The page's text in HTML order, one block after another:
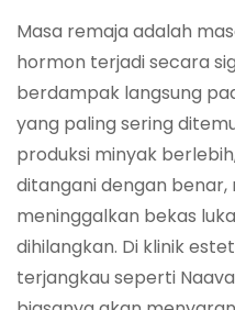
Masa remaja adalah
hormon terjadi secara
berdampak langsung
yang paling sering
produksi minyak
ditangani dengan benar,
meninggalkan bekas
dihilangkan. Di klinik
terjangkau seperti